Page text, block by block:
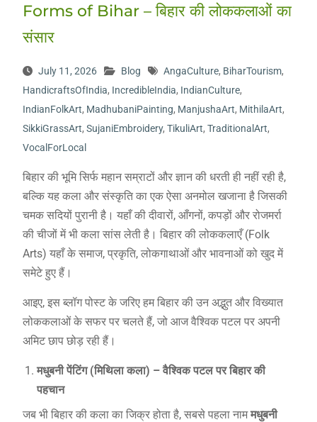
Forms of Bihar – बिहार की लोककलाओं का
संसार
July 11, 2026 Blog AngaCulture, BiharTourism,
HandicraftsOfIndia, IncredibleIndia, IndianCulture,
IndianFolkArt, MadhubaniPainting, ManjushaArt, MithilaArt,
SikkiGrassArt, SujaniEmbroidery, TikuliArt, TraditionalArt,
VocalForLocal
बिहार की भूमि सिर्फ महान सम्राटों और ज्ञान की धरती ही नहीं रही है,
बल्कि यह कला और संस्कृति का एक ऐसा अनमोल खजाना है जिसकी
चमक सदियों पुरानी है। यहाँ की दीवारों, आँगनों, कपड़ों और रोजमर्रा
की चीजों में भी कला सांस लेती है। बिहार की लोककलाएँ (Folk
Arts) यहाँ के समाज, प्रकृति, लोकगाथाओं और भावनाओं को खुद में
समेटे हुए हैं।
आइए, इस ब्लॉग पोस्ट के जरिए हम बिहार की उन अद्भुत और विख्यात
लोककलाओं के सफर पर चलते हैं, जो आज वैश्विक पटल पर अपनी
अमिट छाप छोड़ रही हैं।
मधुबनी पेंटिंग (मिथिला कला) – वैश्विक पटल पर बिहार की
पहचान
जब भी बिहार की कला का जिक्र होता है, सबसे पहला नाममधुबनी